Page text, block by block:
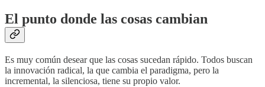
El punto donde las cosas cambian
Es muy común desear que las cosas sucedan rápido. Todos buscan
la innovación radical, la que cambia el paradigma, pero la
incremental, la silenciosa, tiene su propio valor.